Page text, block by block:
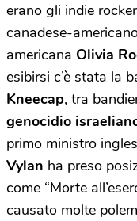
erano gli indie
canadese-
americana Olivia
esibirsi c’è stata la
Kneecap, tra
genocidio
primo ministro
Vylan ha preso
come “Morte
causato molte